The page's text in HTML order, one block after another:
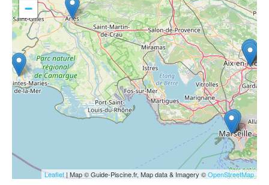
−
Leaflet | Map © Guide-Piscine.fr, Map data & Imagery ©OpenStreetMap